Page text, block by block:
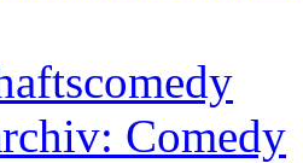
Comedy